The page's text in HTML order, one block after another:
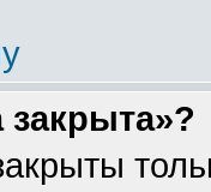
закрыта»?